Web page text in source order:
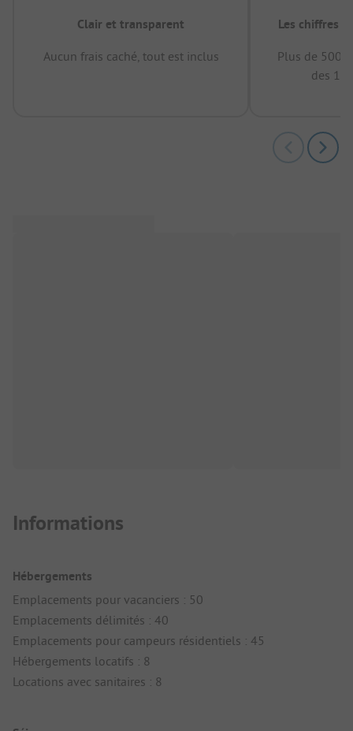
Clair et transparent
Aucun frais caché, tout est inclus
Les chiffres
Plus de
des 12
Informations
Hébergements
Emplacements pour vacanciers : 50
Emplacements délimités : 40
Emplacements pour campeurs résidentiels : 45
Hébergements locatifs : 8
Locations avec sanitaires : 8